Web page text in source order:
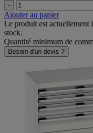
-
Ajouter au panier
Le produit est actuellement
stock.
Quantité minimum de
Besoin d'un devis ?